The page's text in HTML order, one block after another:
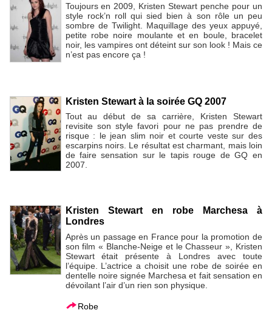
Toujours en 2009, Kristen Stewart penche pour un
style rock’n roll qui sied bien à son rôle un peu
sombre de Twilight. Maquillage des yeux appuyé,
petite robe noire moulante et en boule, bracelet
noir, les vampires ont déteint sur son look ! Mais ce
n’est pas encore ça !
Kristen Stewart à la soirée GQ 2007
Tout au début de sa carrière, Kristen Stewart
revisite son style favori pour ne pas prendre de
risque : le jean slim noir et courte veste sur des
escarpins noirs. Le résultat est charmant, mais loin
de faire sensation sur le tapis rouge de GQ en
2007.
Kristen Stewart en robe Marchesa à
Londres
Après un passage en France pour la promotion de
son film « Blanche-Neige et le Chasseur », Kristen
Stewart était présente à Londres avec toute
l’équipe. L’actrice a choisit une robe de soirée en
dentelle noire signée Marchesa et fait sensation en
dévoilant l’air d’un rien son physique.
Robe